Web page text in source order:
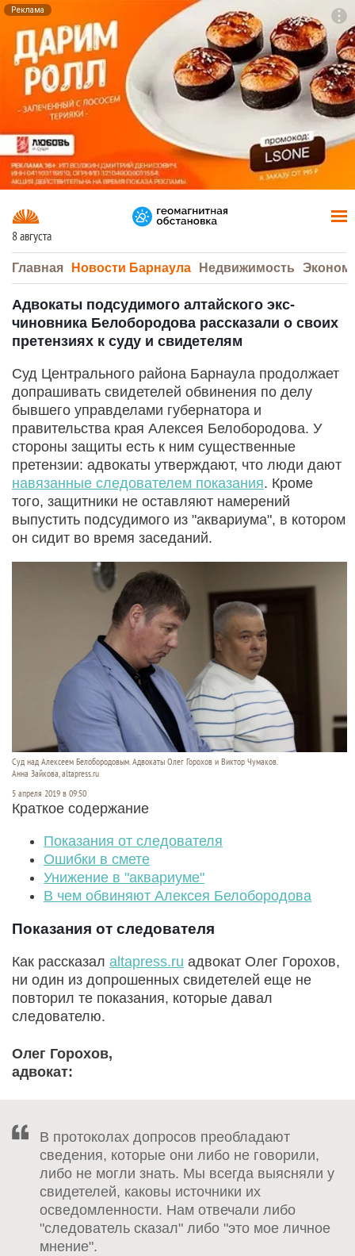
Реклама
8 августа
Главная Новости Барнаула Недвижимость
Адвокаты подсудимого алтайского экс-
чиновника Белобородова рассказали о своих
претензиях к суду и свидетелям
Суд Центрального района Барнаула продолжает
допрашивать свидетелей обвинения по делу
бывшего управделами губернатора и
правительства края Алексея Белобородова. У
стороны защиты есть к ним существенные
претензии: адвокаты утверждают, что люди дают
навязанные следователем показания. Кроме
того, защитники не оставляют намерений
выпустить подсудимого из "аквариума", в котором
он сидит во время заседаний.
Суд над Алексеем Белобородовым. Адвокаты Олег Горохов и Виктор Чумаков.
Анна Зайкова, altapress.ru
5 апреля 2019 в 09:50
Краткое содержание
Показания от следователя
Ошибки в смете
Унижение в "аквариуме"
В чем обвиняют Алексея Белобородова
Показания от следователя
Как рассказал altapress.ru адвокат Олег Горохов,
ни один из допрошенных свидетелей еще не
повторил те показания, которые давал
следователю.
Олег Горохов,
адвокат:
В протоколах допросов преобладают
сведения, которые они либо не говорили,
либо не могли знать. Мы всегда выясняли у
свидетелей, каковы источники их
осведомленности. Нам отвечали либо
"следователь сказал" либо "это мое личное
мнение".